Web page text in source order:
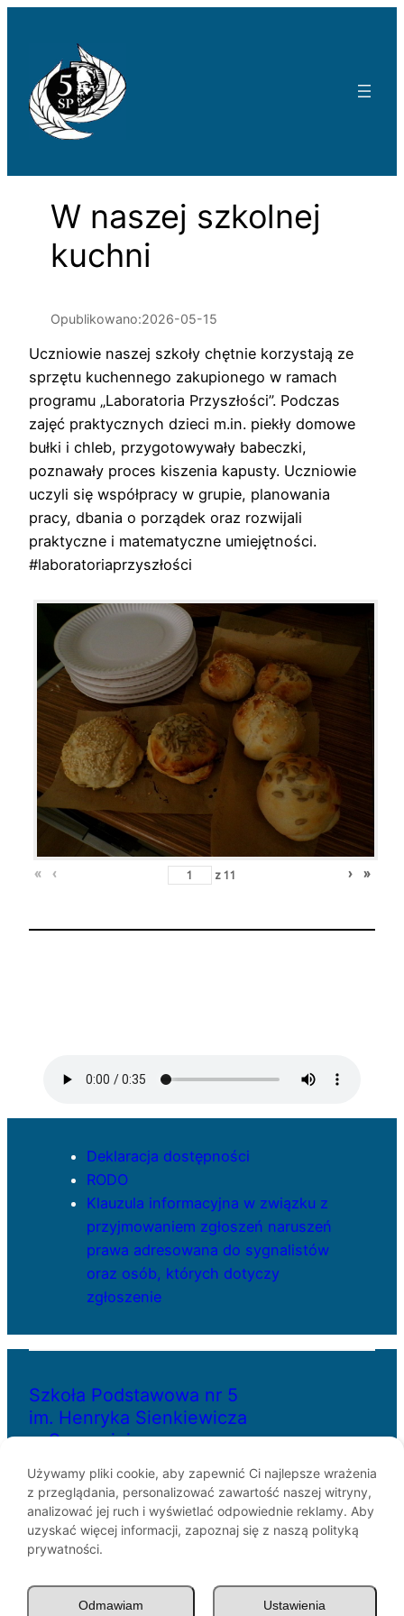
W naszej szkolnej
kuchni
Opublikowano:2026-05-15
Uczniowie naszej szkoły chętnie korzystają ze
sprzętu kuchennego zakupionego w ramach
programu „Laboratoria Przyszłości”. Podczas
zajęć praktycznych dzieci m.in. piekły domowe
bułki i chleb, przygotowywały babeczki,
poznawały proces kiszenia kapusty. Uczniowie
uczyli się współpracy w grupie, planowania
pracy, dbania o porządek oraz rozwijali
praktyczne i matematyczne umiejętności.
#laboratoriaprzyszłości
« ‹ z 11 › »
Deklaracja dostępności
RODO
Klauzula informacyjna w związku z
przyjmowaniem zgłoszeń naruszeń
prawa adresowana do sygnalistów
oraz osób, których dotyczy
zgłoszenie
Szkoła Podstawowa nr 5
im. Henryka Sienkiewicza
w Szczecinie
ul. Bł. Królowej Jadwigi 29
70-262 Szczecin
telefon: 91-433-30-07
e-mail: sp5@miasto.szczecin.pl
Używamy pliki cookie, aby zapewnić Ci najlepsze wrażenia
z przeglądania, personalizować zawartość naszej witryny,
analizować jej ruch i wyświetlać odpowiednie reklamy. Aby
uzyskać więcej informacji, zapoznaj się z naszą polityką
prywatności.
Ustawienia
Odmawiam